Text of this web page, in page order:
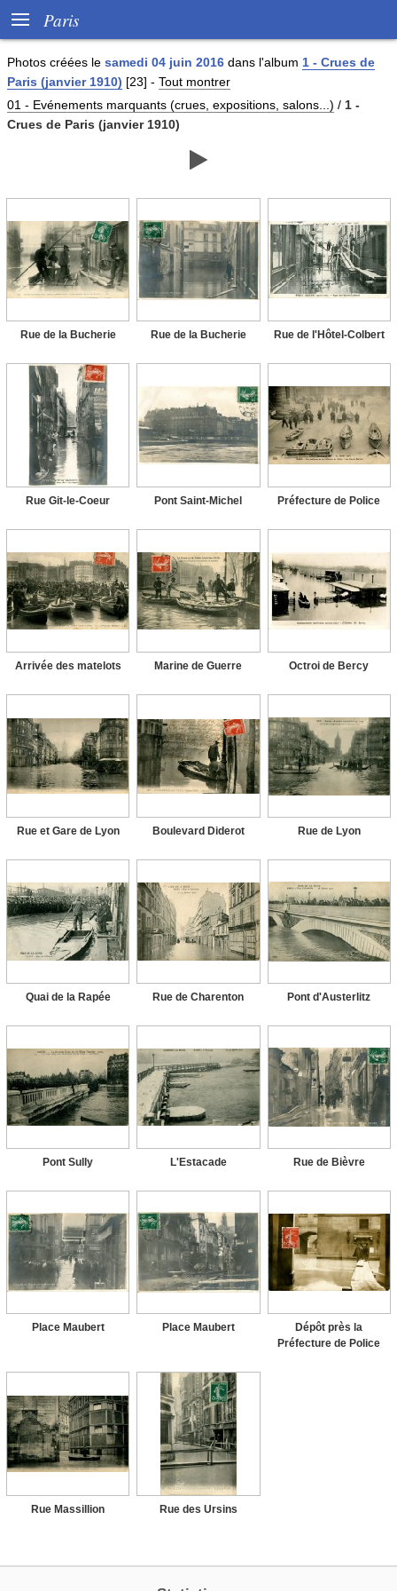
 Paris
Photos créées le samedi 04 juin 2016 dans l'album 1 - Crues de
Paris (janvier 1910) [23] - Tout montrer
01 - Evénements marquants (crues, expositions, salons...) / 1 -
Crues de Paris (janvier 1910)

Rue de la Bucherie Rue de la Bucherie Rue de l'Hôtel-Colbert
Rue Git-le-Coeur Pont Saint-Michel Préfecture de Police
Arrivée des matelots Marine de Guerre Octroi de Bercy
Rue et Gare de Lyon Boulevard Diderot Rue de Lyon
Quai de la Rapée Rue de Charenton Pont d'Austerlitz
Pont Sully L'Estacade Rue de Bièvre
Place Maubert Place Maubert
Dépôt près la
Préfecture de Police
Rue Massillion Rue des Ursins